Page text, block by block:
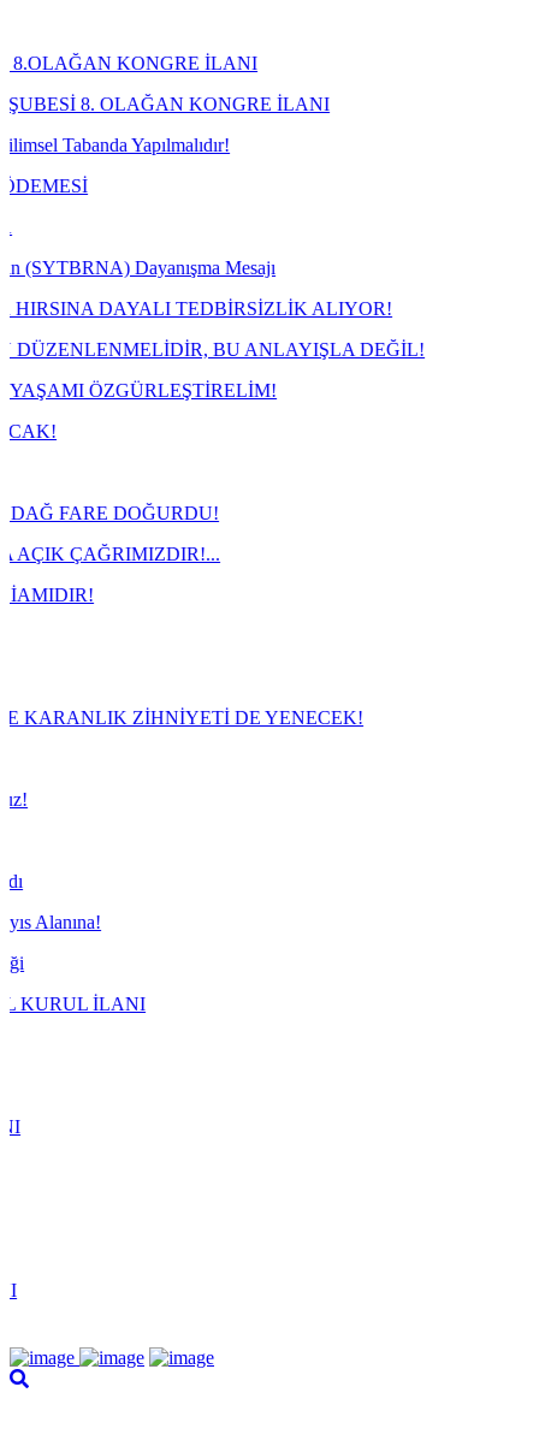
KONGRE İLANI
OLAĞAN KONGRE İLANI
Yapılmalıdır!
Dayanışma Mesajı
DAYALI TEDBİRSİZLİK ALIYOR!
BU ANLAYIŞLA DEĞİL!
DOĞURDU!
ZİHNİYETİ DE YENECEK!
İLANI